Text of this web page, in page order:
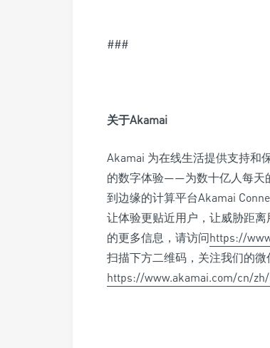
###
关于Akamai
Akamai 为在线生活提供支持和
的数字体验——为数十亿人每天
到边缘的计算平台Akamai
让体验更贴近用户，让威胁距
的更多信息，请访问https://
扫描下方二维码，关注我们的
https://www.akamai.com/cn/